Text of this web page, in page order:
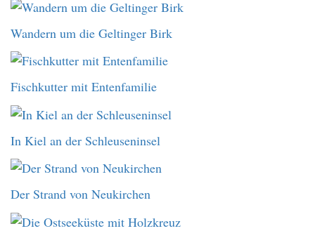
Wandern um die Geltinger Birk
Fischkutter mit Entenfamilie
In Kiel an der Schleuseninsel
Der Strand von Neukirchen